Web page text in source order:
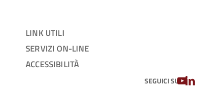
LINK UTILI
SERVIZI ON-LINE
ACCESSIBILITÀ
SEGUICI SUYOUTUBE
LINKEDIN